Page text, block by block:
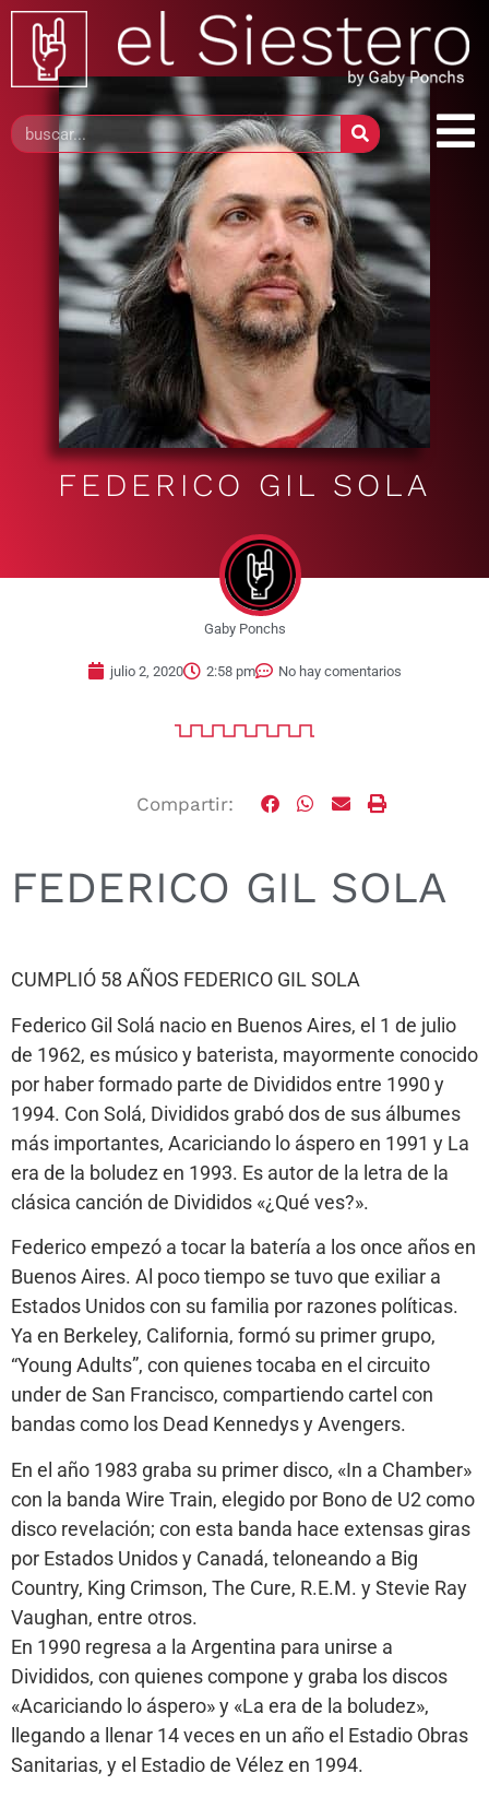
FEDERICO GIL SOLA
Gaby Ponchs
julio 2, 2020 2:58 pm No hay comentarios
Compartir:
FEDERICO GIL SOLA
CUMPLIÓ 58 AÑOS FEDERICO GIL SOLA
Federico Gil Solá nacio en Buenos Aires, el 1 de julio
de 1962, es músico y baterista, mayormente conocido
por haber formado parte de Divididos entre 1990 y
1994. Con Solá, Divididos grabó dos de sus álbumes
más importantes, Acariciando lo áspero en 1991 y La
era de la boludez en 1993. Es autor de la letra de la
clásica canción de Divididos «¿Qué ves?».
Federico empezó a tocar la batería a los once años en
Buenos Aires. Al poco tiempo se tuvo que exiliar a
Estados Unidos con su familia por razones políticas.
Ya en Berkeley, California, formó su primer grupo,
“Young Adults”, con quienes tocaba en el circuito
under de San Francisco, compartiendo cartel con
bandas como los Dead Kennedys y Avengers.
En el año 1983 graba su primer disco, «In a Chamber»
con la banda Wire Train, elegido por Bono de U2 como
disco revelación; con esta banda hace extensas giras
por Estados Unidos y Canadá, teloneando a Big
Country, King Crimson, The Cure, R.E.M. y Stevie Ray
Vaughan, entre otros.
En 1990 regresa a la Argentina para unirse a
Divididos, con quienes compone y graba los discos
«Acariciando lo áspero» y «La era de la boludez»,
llegando a llenar 14 veces en un año el Estadio Obras
Sanitarias, y el Estadio de Vélez en 1994.